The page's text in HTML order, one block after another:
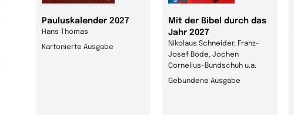
Pauluskalender 2027
Hans Thomas
Kartonierte Ausgabe
Mit der Bibel durch das
Jahr 2027
Nikolaus Schneider, Franz-
Josef Bode, Jochen
Cornelius-Bundschuh u.a.
Gebundene Ausgabe